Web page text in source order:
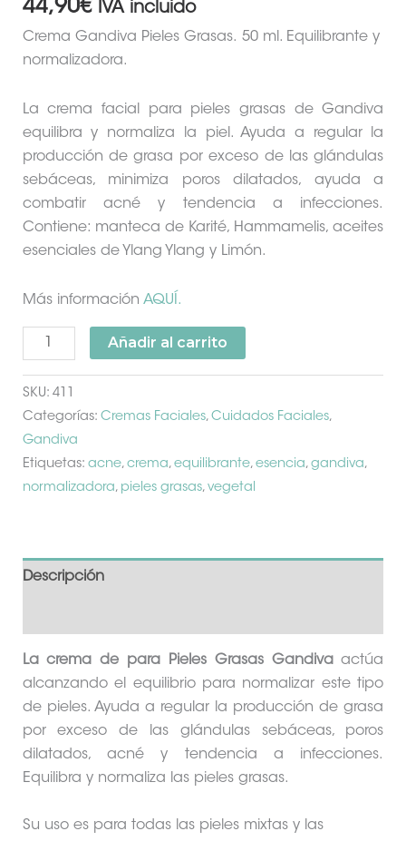
44,90€ IVA incluido
Crema Gandiva Pieles Grasas. 50 ml. Equilibrante y
normalizadora.
La crema facial para pieles grasas de Gandiva
equilibra y normaliza la piel. Ayuda a regular la
producción de grasa por exceso de las glándulas
sebáceas, minimiza poros dilatados, ayuda a
combatir acné y tendencia a infecciones.
Contiene: manteca de Karité, Hammamelis, aceites
esenciales de Ylang Ylang y Limón.
Más información AQUÍ.
Añadir al carrito
SKU: 411
Categorías: Cremas Faciales, Cuidados Faciales,
Gandiva
Etiquetas: acne, crema, equilibrante, esencia, gandiva,
normalizadora, pieles grasas, vegetal
Descripción
La crema de para Pieles Grasas Gandivaactúa
alcanzando el equilibrio para normalizar este tipo
de pieles. Ayuda a regular la producción de grasa
por exceso de las glándulas sebáceas, poros
dilatados, acné y tendencia a infecciones.
Equilibra y normaliza las pieles grasas.
Su uso es para todas las pieles mixtas y las